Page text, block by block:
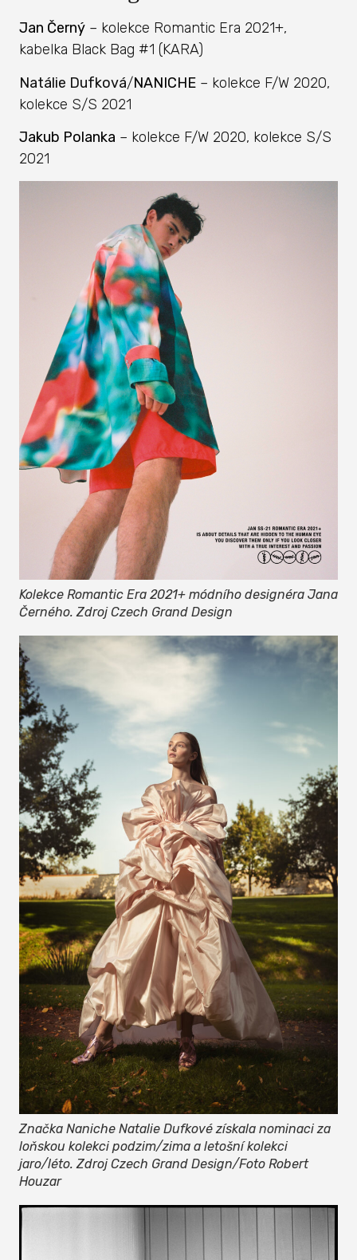
Jan Černý – kolekce Romantic Era 2021+,
kabelka Black Bag #1 (KARA)
Natálie Dufková/NANICHE – kolekce F/W 2020,
kolekce S/S 2021
Jakub Polanka – kolekce F/W 2020, kolekce S/S
2021
Kolekce Romantic Era 2021+ módního designéra Jana
Černého. Zdroj Czech Grand Design
Značka Naniche Natalie Dufkové získala nominaci za
loňskou kolekci podzim/zima a letošní kolekci
jaro/léto. Zdroj Czech Grand Design/Foto Robert
Houzar